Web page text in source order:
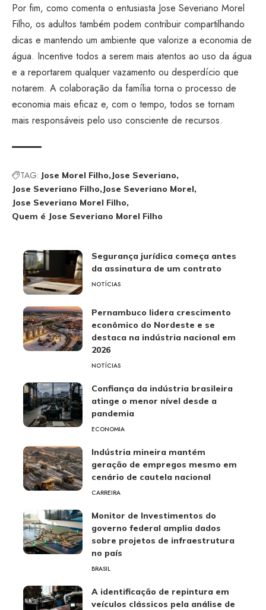
Por fim, como comenta o entusiasta Jose Severiano Morel
Filho, os adultos também podem contribuir compartilhando
dicas e mantendo um ambiente que valorize a economia de
água. Incentive todos a serem mais atentos ao uso da água
e a reportarem qualquer vazamento ou desperdício que
notarem. A colaboração da família torna o processo de
economia mais eficaz e, com o tempo, todos se tornam
mais responsáveis pelo uso consciente de recursos.
TAG: Jose Morel Filho Jose Severiano
Jose Severiano Filho Jose Severiano Morel
Jose Severiano Morel Filho
Quem é Jose Severiano Morel Filho
Segurança jurídica começa antes
da assinatura de um contrato
NOTÍCIAS
Pernambuco lidera crescimento
econômico do Nordeste e se
destaca na indústria nacional em
2026
NOTÍCIAS
Confiança da indústria brasileira
atinge o menor nível desde a
pandemia
ECONOMIA
Indústria mineira mantém
geração de empregos mesmo em
cenário de cautela nacional
CARREIRA
Monitor de Investimentos do
governo federal amplia dados
sobre projetos de infraestrutura
no país
BRASIL
A identificação de repintura em
veículos clássicos pela análise de